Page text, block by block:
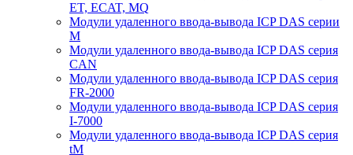
ET, ECAT, MQ
Модули удаленного ввода-вывода ICP DAS серии
M
Модули удаленного ввода-вывода ICP DAS серия
CAN
Модули удаленного ввода-вывода ICP DAS серия
FR-2000
Модули удаленного ввода-вывода ICP DAS серия
I-7000
Модули удаленного ввода-вывода ICP DAS серия
tM